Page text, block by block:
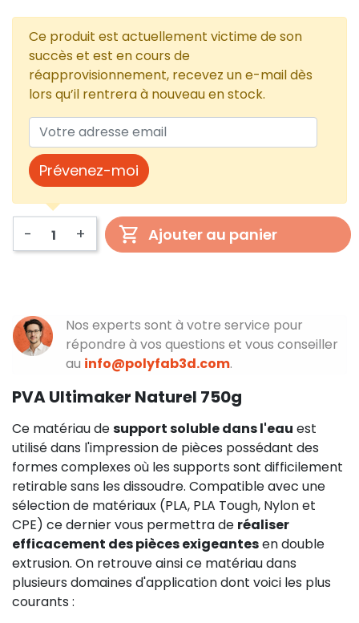
Ce produit est actuellement victime de son
succès et est en cours de
réapprovisionnement, recevez un e-mail dès
lors qu’il rentrera à nouveau en stock.
Prévenez-moi
- + Ajouter au panier
Nos experts sont à votre service pour
répondre à vos questions et vous conseiller
au info@polyfab3d.com.
PVA Ultimaker Naturel 750g
Ce matériau desupport soluble dans l'eau est
utilisé dans l'impression de pièces possédant des
formes complexes où les supports sont difficilement
retirable sans les dissoudre. Compatible avec une
sélection de matériaux (PLA, PLA Tough, Nylon et
CPE) ce dernier vous permettra de réaliser
efficacement des pièces exigeantesen double
extrusion. On retrouve ainsi ce matériau dans
plusieurs domaines d'application dont voici les plus
courants :